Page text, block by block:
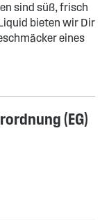
sind süß, frisch
bieten wir Dir
eines
(EG)